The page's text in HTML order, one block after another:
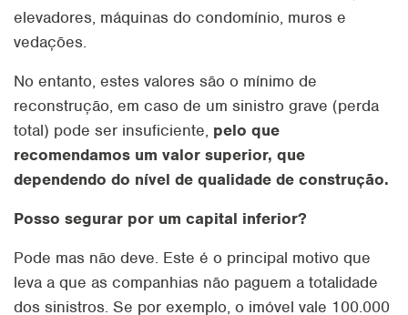
elevadores, máquinas do condomínio, muros e
vedações.
No entanto, estes valores são o mínimo de
reconstrução, em caso de um sinistro grave (perda
total) pode ser insuficiente, pelo que
recomendamos um valor superior, que
dependendo do nível de qualidade de construção.
Posso segurar por um capital inferior?
Pode mas não deve. Este é o principal motivo que
leva a que as companhias não paguem a totalidade
dos sinistros. Se por exemplo, o imóvel vale 100.000